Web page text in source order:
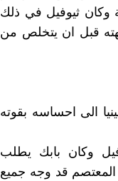
وكان ثيوفيل في ذلك
قبل ان يتخلص من
الى احساسه بقوته
وكان بابك يطلب
قد وجه جميع